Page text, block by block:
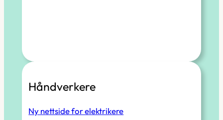
Håndverkere
Ny nettside for elektrikere